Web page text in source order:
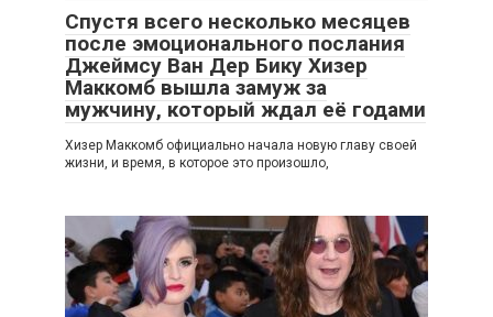
Спустя всего несколько месяцев
после эмоционального послания
Джеймсу Ван Дер Бику Хизер
Маккомб вышла замуж за
мужчину, который ждал её годами
Хизер Маккомб официально начала новую главу своей
жизни, и время, в которое это произошло,